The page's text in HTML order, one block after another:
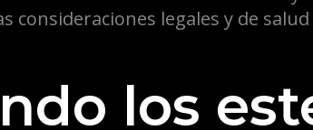
consideraciones legales y de
los